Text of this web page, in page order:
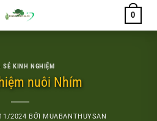
0
SẺ KINH NGHIỆM
nuôi Nhím
2024 BỞI MUABANTHUYSAN